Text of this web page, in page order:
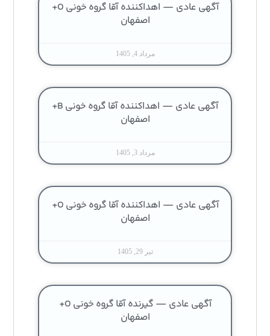
آگهی عادی — اهداکننده آقا گروه خونی O+
اصفهان
مرداد 4, 1405
آگهی عادی — اهداکننده آقا گروه خونی B+
اصفهان
مرداد 3, 1405
آگهی عادی — اهداکننده آقا گروه خونی O+
اصفهان
تیر 29, 1405
آگهی عادی — گیرنده آقا گروه خونی O+
اصفهان